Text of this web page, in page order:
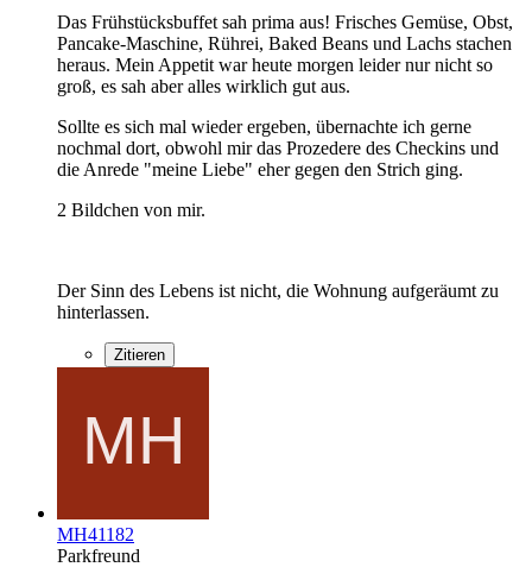
Das Frühstücksbuffet sah prima aus! Frisches Gemüse, Obst,
Pancake-Maschine, Rührei, Baked Beans und Lachs stachen
heraus. Mein Appetit war heute morgen leider nur nicht so
groß, es sah aber alles wirklich gut aus.
Sollte es sich mal wieder ergeben, übernachte ich gerne
nochmal dort, obwohl mir das Prozedere des Checkins und
die Anrede "meine Liebe" eher gegen den Strich ging.
2 Bildchen von mir.
Der Sinn des Lebens ist nicht, die Wohnung aufgeräumt zu
hinterlassen.
Zitieren
MH41182
Parkfreund